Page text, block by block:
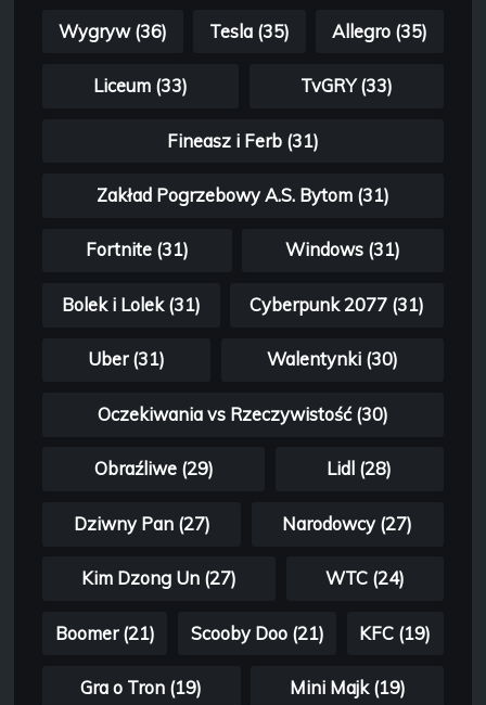
Wygryw (36) Tesla (35) Allegro (35)
Liceum (33) TvGRY (33)
Fineasz i Ferb (31)
Zakład Pogrzebowy A.S. Bytom (31)
Fortnite (31) Windows (31)
Bolek i Lolek (31) Cyberpunk 2077 (31)
Uber (31) Walentynki (30)
Oczekiwania vs Rzeczywistość (30)
Obraźliwe (29) Lidl (28)
Dziwny Pan (27) Narodowcy (27)
Kim Dzong Un (27) WTC (24)
Boomer (21) Scooby Doo (21) KFC (19)
Gra o Tron (19) Mini Majk (19)